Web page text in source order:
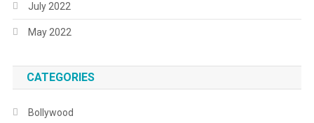
July 2022
May 2022
CATEGORIES
Bollywood